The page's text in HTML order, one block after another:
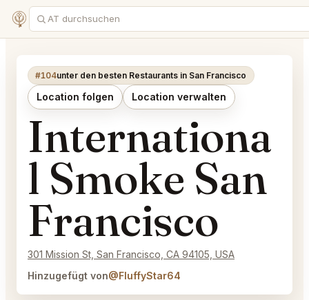
#104unter den besten Restaurants in San Francisco
Location folgen Location verwalten
Internationa
l Smoke San
Francisco
301 Mission St, San Francisco, CA 94105, USA
Hinzugefügt von@FluffyStar64